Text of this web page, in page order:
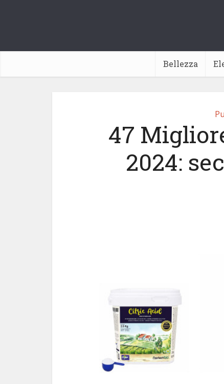
Bellezza
47
2024: